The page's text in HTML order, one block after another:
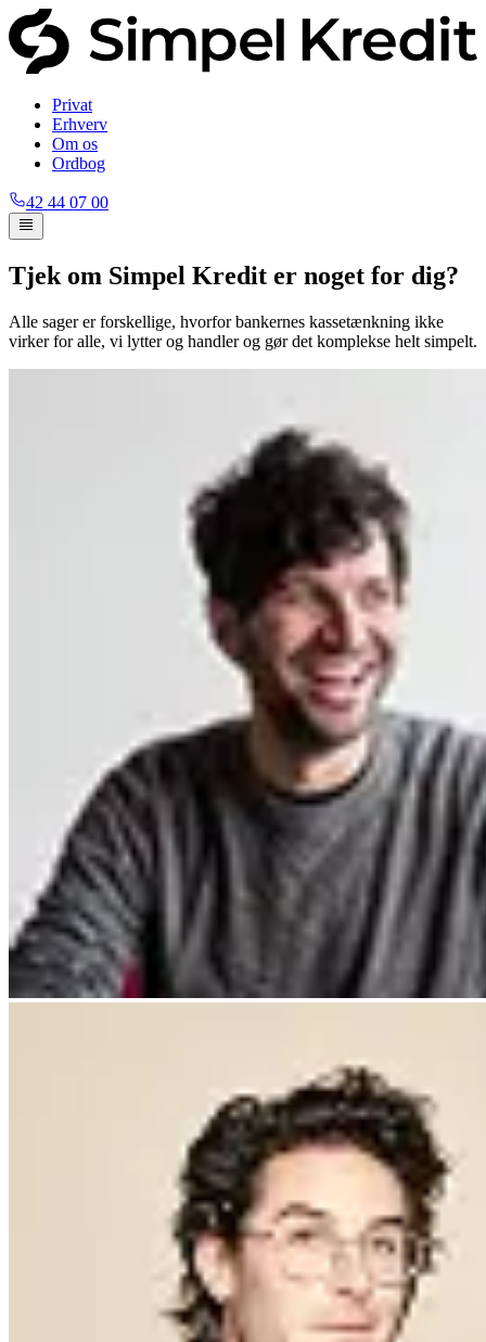
Privat
Erhverv
Om os
Ordbog
42 44 07 00
Tjek om Simpel Kredit er noget for dig?
Alle sager er forskellige, hvorfor bankernes kassetænkning ikke
virker for alle, vi lytter og handler og gør det komplekse helt simpelt.